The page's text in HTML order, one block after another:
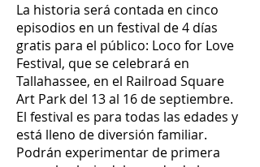
La historia será contada en cinco
episodios en un festival de 4 días
gratis para el público: Loco for Love
Festival, que se celebrará en
Tallahassee, en el Railroad Square
Art Park del 13 al 16 de septiembre.
El festival es para todas las edades y
está lleno de diversión familiar.
Podrán experimentar de primera